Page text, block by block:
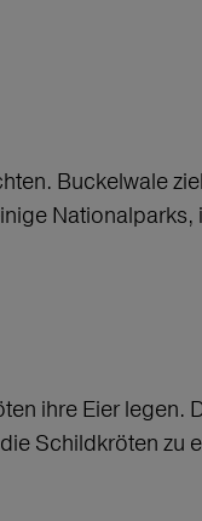
Buckelwale
ihre Eier legen.
Schildkröten zu